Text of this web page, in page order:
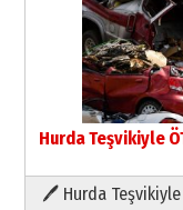
Hurda Teşvikiyle
🖊 Hurda Teşvikiyle